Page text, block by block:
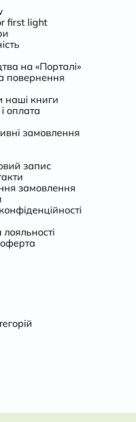
first light
на «Порталі»
повернення
наші книги
оплата
замовлення
запис
замовлення